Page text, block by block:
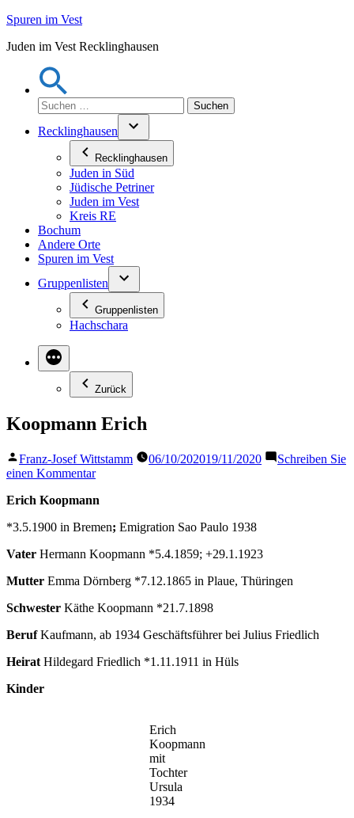
Zum
springen
Spuren im Vest
Juden im Vest Recklinghausen
Suchen
nach:
Recklinghausen
Recklinghausen
Juden in Süd
Jüdische Petriner
Juden im Vest
Kreis RE
Bochum
Andere Orte
Spuren im Vest
Gruppenlisten
Gruppenlisten
Hachschara
Zurück
Koopmann Erich
Veröffentlicht
von
Franz-Josef Wittstamm 06/10/202019/11/2020
Schreiben Sie
einen Kommentarzu
Erich
Erich Koopmann
*3.5.1900 in Bremen; Emigration Sao Paulo 1938
Vater Hermann Koopmann *5.4.1859; +29.1.1923
Mutter Emma Dörnberg *7.12.1865 in Plaue, Thüringen
Schwester Käthe Koopmann *21.7.1898
BerufKaufmann, ab 1934 Geschäftsführer bei Julius Friedlich
Heirat Hildegard Friedlich *1.11.1911 in Hüls
Kinder
Erich
Koopmann
mit
Tochter
Ursula
1934